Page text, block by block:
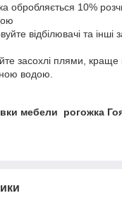
обробляється 10%
відбілювачі та інші
засохлі плями, краще
водою.
мебели рогожка